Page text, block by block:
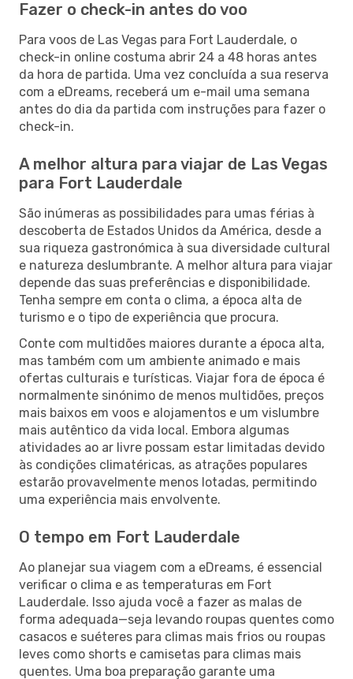
Fazer o check-in antes do voo
Para voos de Las Vegas para Fort Lauderdale, o
check-in online costuma abrir 24 a 48 horas antes
da hora de partida. Uma vez concluída a sua reserva
com a eDreams, receberá um e-mail uma semana
antes do dia da partida com instruções para fazer o
check-in.
A melhor altura para viajar de Las Vegas
para Fort Lauderdale
São inúmeras as possibilidades para umas férias à
descoberta de Estados Unidos da América, desde a
sua riqueza gastronómica à sua diversidade cultural
e natureza deslumbrante. A melhor altura para viajar
depende das suas preferências e disponibilidade.
Tenha sempre em conta o clima, a época alta de
turismo e o tipo de experiência que procura.
Conte com multidões maiores durante a época alta,
mas também com um ambiente animado e mais
ofertas culturais e turísticas. Viajar fora de época é
normalmente sinónimo de menos multidões, preços
mais baixos em voos e alojamentos e um vislumbre
mais autêntico da vida local. Embora algumas
atividades ao ar livre possam estar limitadas devido
às condições climatéricas, as atrações populares
estarão provavelmente menos lotadas, permitindo
uma experiência mais envolvente.
O tempo em Fort Lauderdale
Ao planejar sua viagem com a eDreams, é essencial
verificar o clima e as temperaturas em Fort
Lauderdale. Isso ajuda você a fazer as malas de
forma adequada—seja levando roupas quentes como
casacos e suéteres para climas mais frios ou roupas
leves como shorts e camisetas para climas mais
quentes. Uma boa preparação garante uma